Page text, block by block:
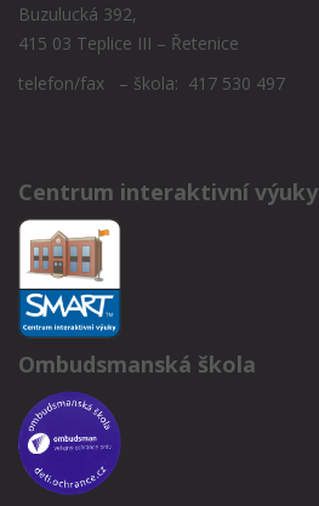
Buzulucká 392,
415 03 Teplice III – Řetenice
telefon/fax – škola: 417 530 497
Centrum interaktivní výuky
Ombudsmanská škola